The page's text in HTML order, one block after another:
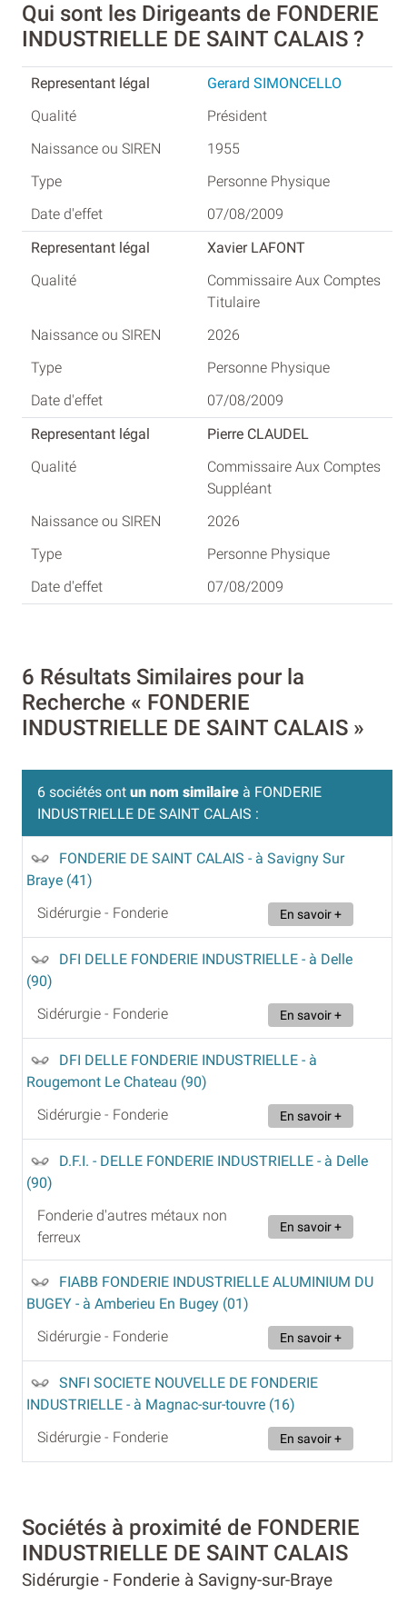
Qui sont les Dirigeants de FONDERIE
INDUSTRIELLE DE SAINT CALAIS ?
Gerard SIMONCELLO
Président
1955
Personne Physique
07/08/2009
Xavier LAFONT
Commissaire Aux Comptes
Titulaire
2026
Personne Physique
07/08/2009
Pierre CLAUDEL
Commissaire Aux Comptes
Suppléant
2026
Personne Physique
07/08/2009
6 Résultats Similaires pour la
Recherche « FONDERIE
INDUSTRIELLE DE SAINT CALAIS »
6 sociétés ont un nom similaire à FONDERIE
INDUSTRIELLE DE SAINT CALAIS :
FONDERIE DE SAINT CALAIS - à Savigny Sur
Braye (41)
Sidérurgie - Fonderie
En savoir +
DFI DELLE FONDERIE INDUSTRIELLE - à Delle
(90)
Sidérurgie - Fonderie
En savoir +
DFI DELLE FONDERIE INDUSTRIELLE - à
Rougemont Le Chateau (90)
Sidérurgie - Fonderie
En savoir +
D.F.I. - DELLE FONDERIE INDUSTRIELLE - à Delle
(90)
Fonderie d'autres métaux non
ferreux
En savoir +
FIABB FONDERIE INDUSTRIELLE ALUMINIUM DU
BUGEY - à Amberieu En Bugey (01)
Sidérurgie - Fonderie
En savoir +
SNFI SOCIETE NOUVELLE DE FONDERIE
INDUSTRIELLE - à Magnac-sur-touvre (16)
Sidérurgie - Fonderie
En savoir +
Sociétés à proximité de FONDERIE
INDUSTRIELLE DE SAINT CALAIS
Sidérurgie - Fonderie à Savigny-sur-Braye